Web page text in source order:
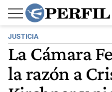
JUSTICIA
La Cámara
la razón a